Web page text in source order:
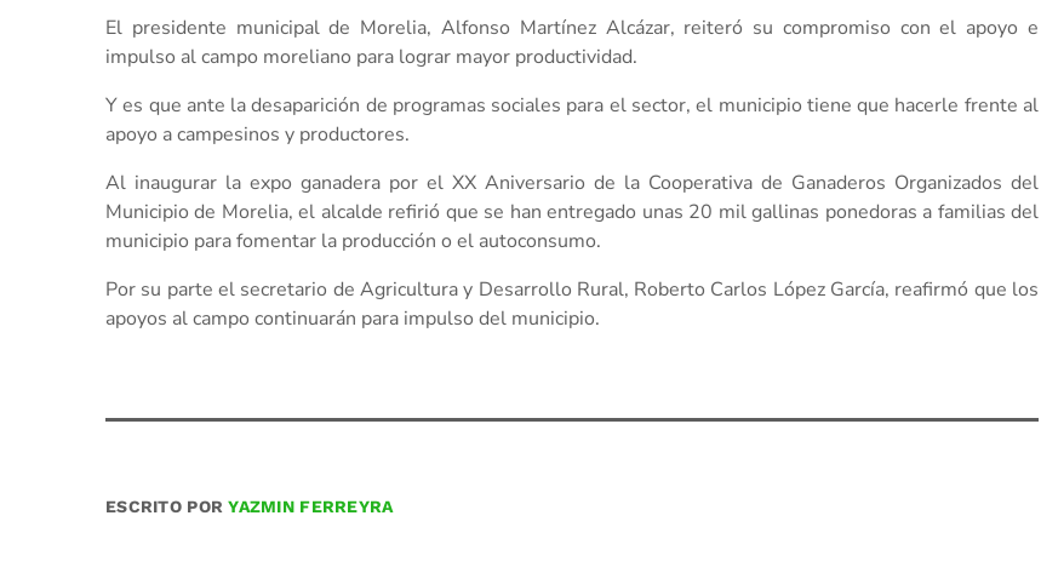
El presidente municipal de Morelia, Alfonso Martínez Alcázar, reiteró su compromiso con el apoyo e
impulso al campo moreliano para lograr mayor productividad.
Y es que ante la desaparición de programas sociales para el sector, el municipio tiene que hacerle frente al
apoyo a campesinos y productores.
Al inaugurar la expo ganadera por el XX Aniversario de la Cooperativa de Ganaderos Organizados del
Municipio de Morelia, el alcalde refirió que se han entregado unas 20 mil gallinas ponedoras a familias del
municipio para fomentar la producción o el autoconsumo.
Por su parte el secretario de Agricultura y Desarrollo Rural, Roberto Carlos López García, reafirmó que los
apoyos al campo continuarán para impulso del municipio.
ESCRITO PORYAZMIN FERREYRA